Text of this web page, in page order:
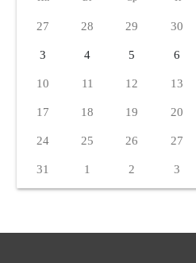
27 28 29 30
3 4 5 6
10 11 12 13
17 18 19 20
24 25 26 27
31 1 2 3